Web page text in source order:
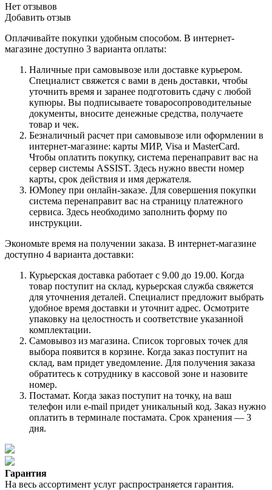
Нет отзывов
Добавить отзыв
Оплачивайте покупки удобным способом. В интернет-
магазине доступно 3 варианта оплаты:
Наличные при самовывозе или доставке курьером.
Специалист свяжется с вами в день доставки, чтобы
уточнить время и заранее подготовить сдачу с любой
купюры. Вы подписываете товаросопроводительные
документы, вносите денежные средства, получаете
товар и чек.
Безналичный расчет при самовывозе или оформлении в
интернет-магазине: карты МИР, Visa и MasterCard.
Чтобы оплатить покупку, система перенаправит вас на
сервер системы ASSIST. Здесь нужно ввести номер
карты, срок действия и имя держателя.
ЮMoney при онлайн-заказе. Для совершения покупки
система перенаправит вас на страницу платежного
сервиса. Здесь необходимо заполнить форму по
инструкции.
Экономьте время на получении заказа. В интернет-магазине
доступно 4 варианта доставки:
Курьерская доставка работает с 9.00 до 19.00. Когда
товар поступит на склад, курьерская служба свяжется
для уточнения деталей. Специалист предложит выбрать
удобное время доставки и уточнит адрес. Осмотрите
упаковку на целостность и соответствие указанной
комплектации.
Самовывоз из магазина. Список торговых точек для
выбора появится в корзине. Когда заказ поступит на
склад, вам придет уведомление. Для получения заказа
обратитесь к сотруднику в кассовой зоне и назовите
номер.
Постамат. Когда заказ поступит на точку, на ваш
телефон или e-mail придет уникальный код. Заказ нужно
оплатить в терминале постамата. Срок хранения — 3
дня.
Гарантия
На весь ассортимент услуг распространяется гарантия.